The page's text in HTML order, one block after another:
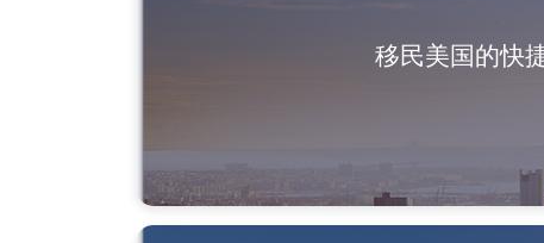
移民美国的快